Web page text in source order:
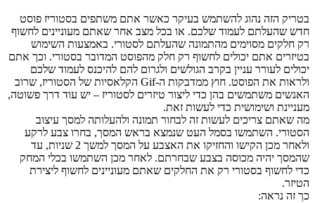
בטריק הזה נהוג להשתמש בעיקר כאשר אתם משתפים בסטוריז פוסט
חדש שהעלתם לעמוד שלכם. או בכל מצב אחר שאתם מעוניינים לחשוף
רק חלקים מסוימים מהתמונה שהעלתם לסטורי. באמצעות השימוש
בטיזרים אתם יכולים לחשוף רק חלק מהפוסט המדובר בסטורי. וכך אתם
יכולים לעורר עניין בקרב הגולשים ולגרום להם להיכנס לעמוד שלכם
ולראות את הפוסט. חוץ ממדבקות ה-Gif הקלאסיות של הסטוריז, שרוב
האנשים משתמשים בהן כדי ליצור טיזרים לסטוריז – יש עוד דרך פשוטה,
מעניינת ושימושית כדי לעשות זאת.
מה שאתם צריכים לעשות זה לבחור תמונה ולהעלותה למסך עיצוב
הסטורי. השתמשו בסמל העט שנמצא בראש המסך, בחרו צבע לרקע
ולאחר מכן הקישו והחזיקו את האצבע על המסך למשך 2 שניות, עד
שהמסך יהיה מכוסה בצבע שבחרתם. לאחר מכן השתמשו בכלי המחק
כדי לחשוף בסטורי רק את החלקים שאתם מעוניינים לחשוף ליצירת
הטיזר.
כך זה נראה: